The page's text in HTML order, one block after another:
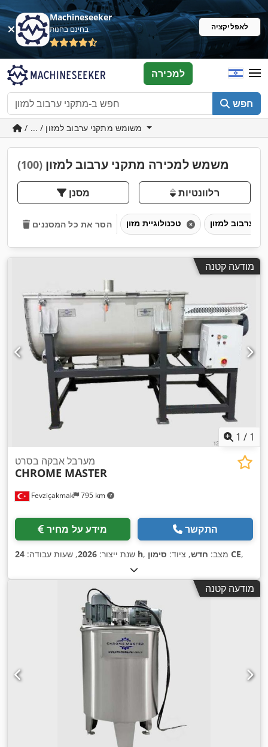
Machineseeker
בחינם בחנות לאפליקציה
חפש
למכירה
משמש למכירה מתקני ערבוב למזון (100)
מסנן רלוונטיות
הסר את כל המסננים
מודעה קטנה
1 / 1
Fevziçakmak 795 km
מערבל אבקה בסרט
CHROME MASTER
מידע על מחיר התקשר
שנת ייצור: 2026, שעות עבודה: 24 h , מצב: חדש, ציוד: סימון CE,
מודעה קטנה